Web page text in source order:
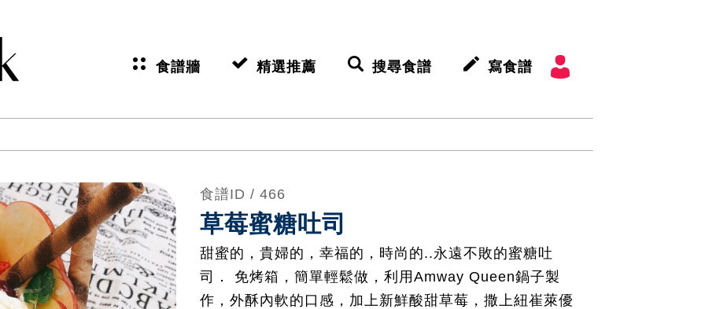
食譜牆 精選推薦 搜尋食譜 寫食譜
食譜ID /466
草莓蜜糖吐司
甜蜜的，貴婦的，幸福的，時尚的..永遠不敗的蜜糖吐
司． 免烤箱，簡單輕鬆做，利用Amway Queen鍋子製
作，外酥內軟的口感，加上新鮮酸甜草莓，撒上紐崔萊優